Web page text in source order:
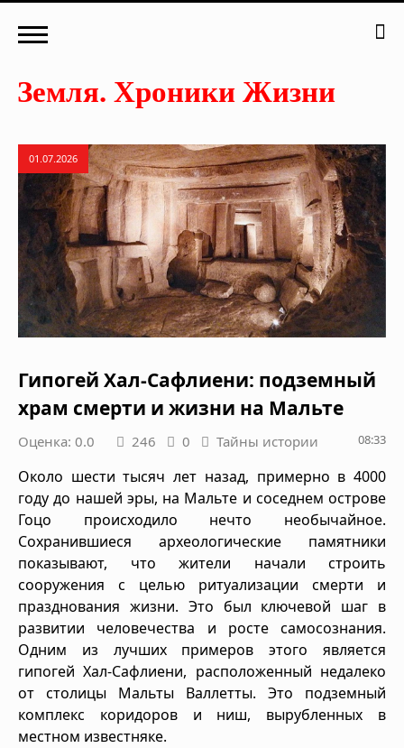
01.07.2026
Гипогей Хал-Сафлиени: подземный
храм смерти и жизни на Мальте
Оценка: 0.0 246 0 Тайны истории 08:33
Около шести тысяч лет назад, примерно в 4000
году до нашей эры, на Мальте и соседнем острове
Гоцо происходило нечто необычайное.
Сохранившиеся археологические памятники
показывают, что жители начали строить
сооружения с целью ритуализации смерти и
празднования жизни. Это был ключевой шаг в
развитии человечества и росте самосознания.
Одним из лучших примеров этого является
гипогей Хал-Сафлиени, расположенный недалеко
от столицы Мальты Валлетты. Это подземный
комплекс коридоров и ниш, вырубленных в
местном известняке.